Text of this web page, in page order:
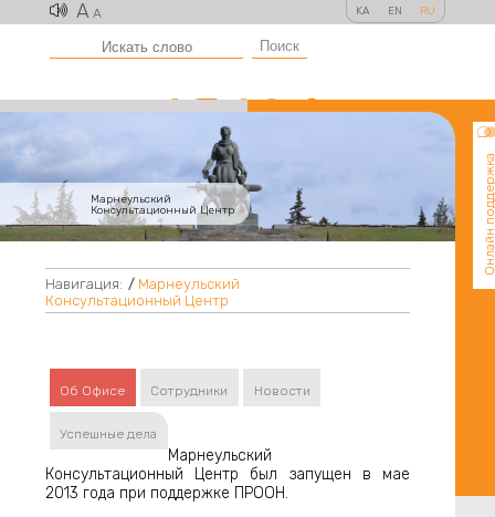
A A KA EN RU
Поиск
Марнеульский
Консультационный Центр
Онлайн
Навигация: / Марнеульский
Консультационный Центр
Об Офисе Сотрудники Новости
Успешные дела
Марнеульский
Консультационный Центр был запущен в мае
2013 года при поддержке ПРООН.